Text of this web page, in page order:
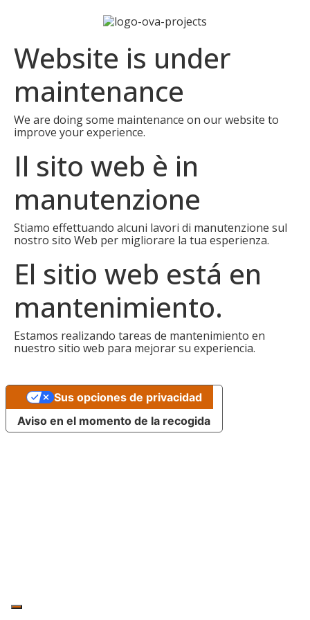
Website is under
maintenance
We are doing some maintenance on our website to
improve your experience.
Il sito web è in
manutenzione
Stiamo effettuando alcuni lavori di manutenzione sul
nostro sito Web per migliorare la tua esperienza.
El sitio web está en
mantenimiento.
Estamos realizando tareas de mantenimiento en
nuestro sitio web para mejorar su experiencia.
Aviso en el momento de la recogida
Sus opciones de privacidad